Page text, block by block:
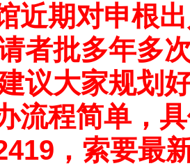
近期对申根
者批多年多
议大家规划
流程简单，
，索要最